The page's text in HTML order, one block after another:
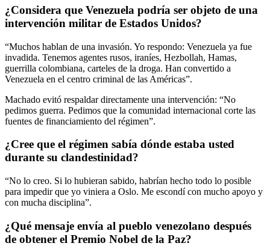
¿Considera que Venezuela podría ser objeto de una
intervención militar de Estados Unidos?
“Muchos hablan de una invasión. Yo respondo: Venezuela ya fue
invadida. Tenemos agentes rusos, iraníes, Hezbollah, Hamas,
guerrilla colombiana, carteles de la droga. Han convertido a
Venezuela en el centro criminal de las Américas”.
Machado evitó respaldar directamente una intervención: “No
pedimos guerra. Pedimos que la comunidad internacional corte las
fuentes de financiamiento del régimen”.
¿Cree que el régimen sabía dónde estaba usted
durante su clandestinidad?
“No lo creo. Si lo hubieran sabido, habrían hecho todo lo posible
para impedir que yo viniera a Oslo. Me escondí con mucho apoyo y
con mucha disciplina”.
¿Qué mensaje envía al pueblo venezolano después
de obtener el Premio Nobel de la Paz?